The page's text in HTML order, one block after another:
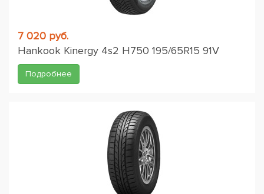
7 020 руб.
Hankook Kinergy 4s2 H750 195/65R15 91V
Подробнее